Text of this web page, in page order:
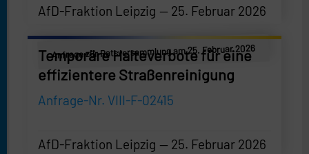
AfD-Fraktion Leipzig 25. Februar 2026
AfD-Fraktion Leipzig — 25. Februar 2026
Anfrage zur Ratsversammlung am 25. Februar 2026
Temporäre Halteverbote für eine
effizientere Straßenreinigung
Anfrage-Nr. VIII-F-02415
AfD-Fraktion Leipzig 25. Februar 2026
AfD-Fraktion Leipzig — 25. Februar 2026